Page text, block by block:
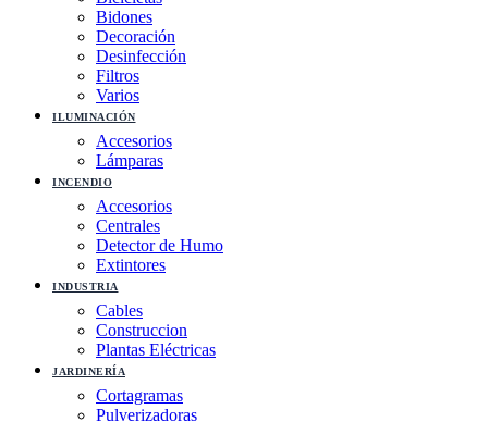
Bidones
Decoración
Desinfección
Filtros
Varios
ILUMINACIÓN
Accesorios
Lámparas
INCENDIO
Accesorios
Centrales
Detector de Humo
Extintores
INDUSTRIA
Cables
Construccion
Plantas Eléctricas
JARDINERÍA
Cortagramas
Pulverizadoras